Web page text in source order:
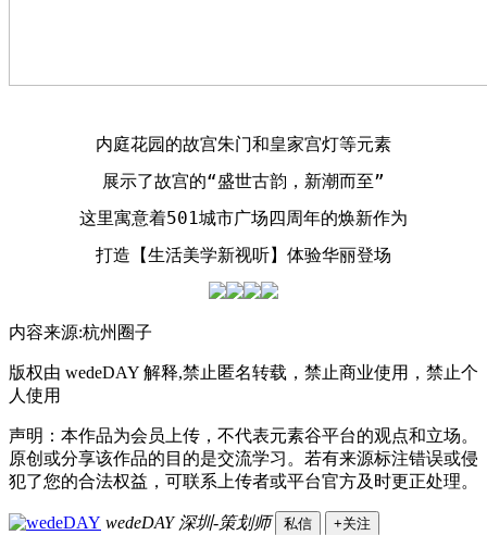
内庭花园的故宫朱门和皇家宫灯等元素
展示了故宫的“盛世古韵，新潮而至”
这里寓意着501城市广场四周年的焕新作为
打造【生活美学新视听】体验华丽登场
内容来源:杭州圈子
版权由 wedeDAY 解释,禁止匿名转载，禁止商业使用，禁止个
人使用
声明：本作品为会员上传，不代表元素谷平台的观点和立场。
原创或分享该作品的目的是交流学习。若有来源标注错误或侵
犯了您的合法权益，可联系上传者或平台官方及时更正处理。
wedeDAY 深圳-策划师 私信 +关注